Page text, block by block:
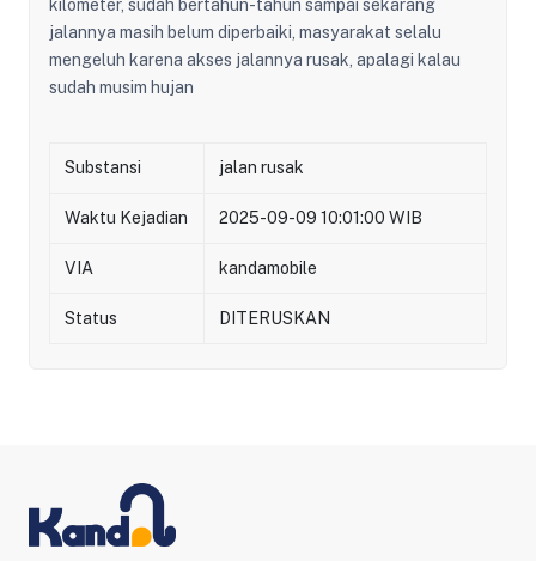
kilometer, sudah bertahun-tahun sampai sekarang
jalannya masih belum diperbaiki, masyarakat selalu
mengeluh karena akses jalannya rusak, apalagi kalau
sudah musim hujan
Substansi jalan rusak
Waktu Kejadian 2025-09-09 10:01:00 WIB
VIA kandamobile
Status DITERUSKAN